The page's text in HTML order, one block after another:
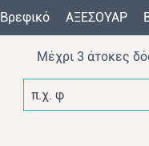
Βρεφικό AΞEΣOYAP
Μέχρι 3 άτοκες
π.χ. φόρμα β